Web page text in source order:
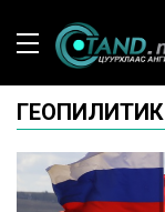
ГЕОПИЛИТИК